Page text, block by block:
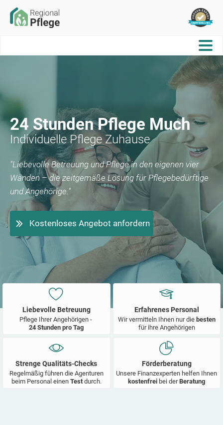
24 Stunden Pflege Much
Individuelle Pflege Zuhause
"Liebevolle Betreuung und Pflege in den eigenen vier
Wänden – die zeitgemäße Lösung für Pflegebedürftige
und Angehörige."
Kostenloses Angebot anfordern
Liebevolle Betreuung
Pflege Ihrer Angehörigen -
24 Stunden pro Tag
Erfahrenes Personal
Wir vermitteln Ihnen nur die besten
für ihre Angehörigen
Strenge Qualitäts-Checks
Regelmäßig führen die Agenturen
beim Personal einen Test durch.
Förderberatung
Unsere Finanzexperten helfen Ihnen
kostenfrei bei derBeratung